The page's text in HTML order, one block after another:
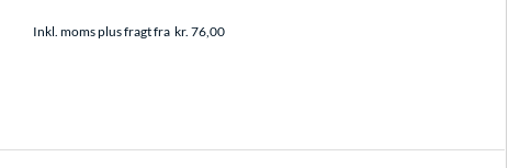
Inkl. moms plus fragt fra kr. 76,00